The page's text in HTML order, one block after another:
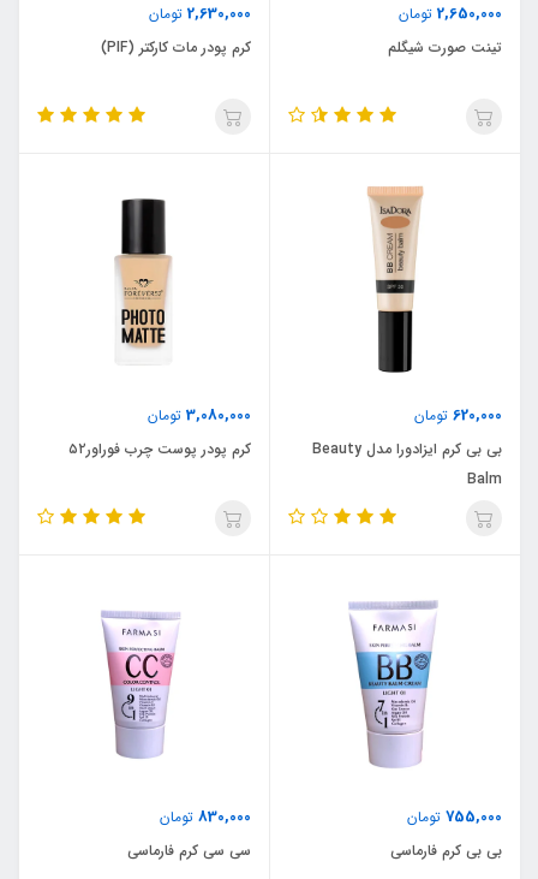
2,650,000 تومان
تینت صورت شیگلم
2,630,000 تومان
کرم پودر مات کارکتر (PIF)
620,000 تومان
بی بی کرم ایزادورا مدل Beauty
Balm
3,080,000 تومان
کرم ‌پودر پوست چرب فوراور۵۲
755,000 تومان
بی بی کرم فارماسی
830,000 تومان
سی سی کرم فارماسی